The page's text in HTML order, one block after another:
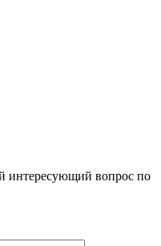
интересующий вопрос по